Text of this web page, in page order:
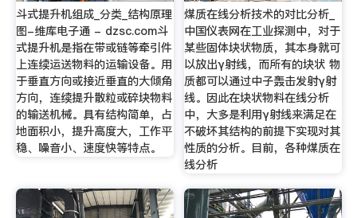
斗式提升机组成_分类_结构原理
图-维库电子通 - dzsc.com斗
式提升机是指在带或链等牵引件
上连续运送物料的运输设备。用
于垂直方向或接近垂直的大倾角
方向，连续提升散粒或碎块物料
的输送机械。具有结构简单，占
地面积小，提升高度大，工作平
稳、噪音小、速度快等特点。
煤质在线分析技术的对比分析_
中国仪表网在工业探测中，对于
某些固体块状物质，其本身就可
以放出γ射线，而所有的块状 物
质都可以通过中子轰击发射γ射
线。因此在块状物料在线分析
中，大多是利用γ射线来满足在
不破坏其结构的前提下实现对其
性质的分析。目前，各种煤质在
线分析